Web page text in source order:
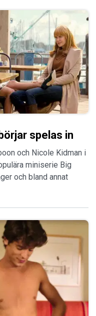
spelas in
och Nicole Kidman i
miniserie Big
och bland annat